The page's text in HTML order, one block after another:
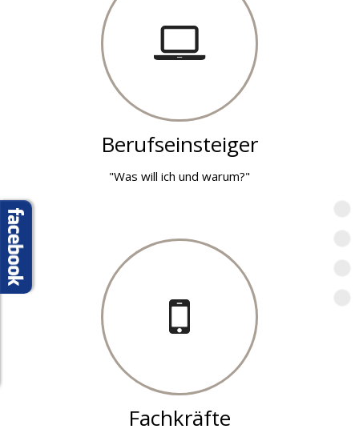
Berufseinsteiger
"Was will ich und warum?"
Fachkräfte